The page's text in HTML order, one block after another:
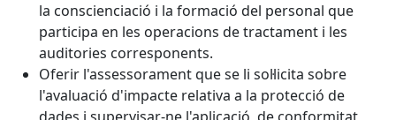
la conscienciació i la formació del personal que
participa en les operacions de tractament i les
auditories corresponents.
Oferir l'assessorament que se li sol·licita sobre
l'avaluació d'impacte relativa a la protecció de